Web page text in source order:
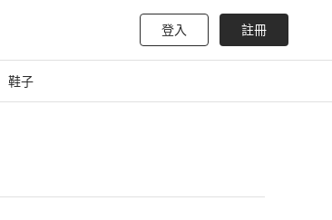
登入 註冊
鞋子